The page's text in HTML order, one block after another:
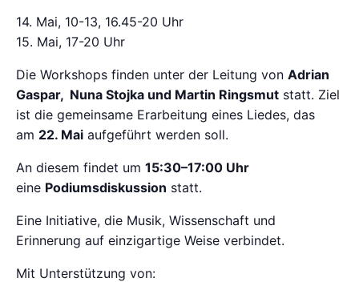
14. Mai, 10-13, 16.45-20 Uhr
15. Mai, 17-20 Uhr
Die Workshops finden unter der Leitung von Adrian
Gaspar, Nuna Stojka und Martin Ringsmut statt. Ziel
ist die gemeinsame Erarbeitung eines Liedes, das
am 22. Mai aufgeführt werden soll.
An diesem findet um 15:30–17:00 Uhr
eine Podiumsdiskussion statt.
Eine Initiative, die Musik, Wissenschaft und
Erinnerung auf einzigartige Weise verbindet.
Mit Unterstützung von: